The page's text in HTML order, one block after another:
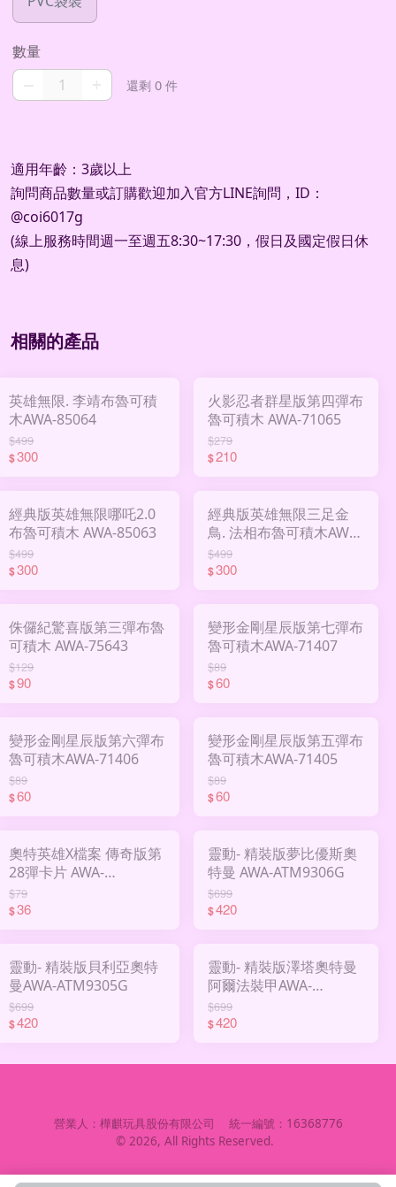
數量
還剩 0 件
適用年齡：3歲以上
詢問商品數量或訂購歡迎加入官方LINE詢問， ID ：
@coi6017g
(線上服務時間週一至週五8:30~17:30 ，假日及國定假日休
息)
相關的產品
英雄無限. 李靖布魯可積
木AWA-85064
$499
$300
火影忍者群星版第四彈布
魯可積木 AWA-71065
$279
$210
經典版英雄無限哪吒2.0
布魯可積木 AWA-85063
$499
$300
經典版英雄無限三足金
鳥. 法相布魯可積木AWA-
85014
$499
$300
侏儸紀驚喜版第三彈布魯
可積木 AWA-75643
$129
$90
變形金剛星辰版第七彈布
魯可積木AWA-71407
$89
$60
變形金剛星辰版第六彈布
魯可積木AWA-71406
$89
$60
變形金剛星辰版第五彈布
魯可積木AWA-71405
$89
$60
奧特英雄X檔案 傳奇版第
28彈卡片 AWA-
UTMSCF028
$79
$36
靈動- 精裝版夢比優斯奧
特曼 AWA-ATM9306G
$699
$420
靈動- 精裝版貝利亞奧特
曼AWA-ATM9305G
$699
$420
靈動- 精裝版澤塔奧特曼
阿爾法裝甲AWA-
ATM9304G
$699
$420
營業人： 樺麒玩具股份有限公司 統一編號： 16368776
© 2026, All Rights Reserved.